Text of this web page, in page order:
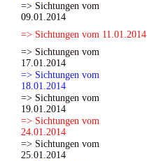
=> Sichtungen vom
09.01.2014
=> Sichtungen vom 11.01.2014
=> Sichtungen vom
17.01.2014
=> Sichtungen vom
18.01.2014
=> Sichtungen vom
19.01.2014
=> Sichtungen vom
24.01.2014
=> Sichtungen vom
25.01.2014